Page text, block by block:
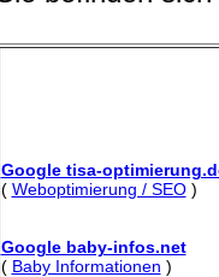
Google tisa-
( Weboptimierung / SEO)
Google baby-infos.net
( Baby Informationen )